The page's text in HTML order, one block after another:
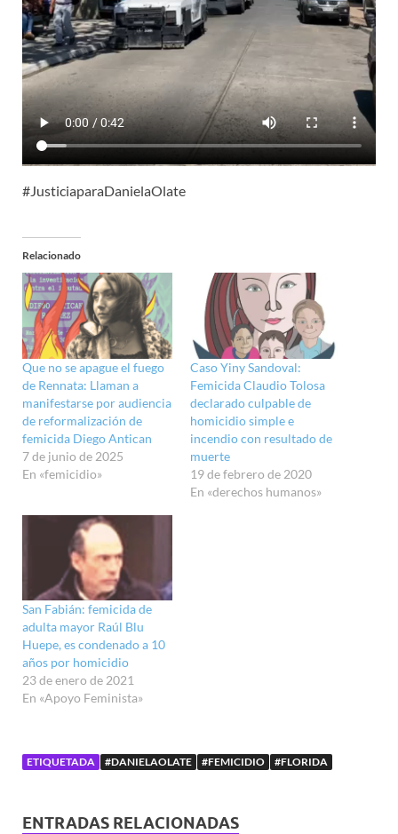
#JusticiaparaDanielaOlate
Relacionado
Que no se apague el fuego
de Rennata: Llaman a
manifestarse por audiencia
de reformalización de
femicida Diego Antican
7 de junio de 2025
En «femicidio»
Caso Yiny Sandoval:
Femicida Claudio Tolosa
declarado culpable de
homicidio simple e
incendio con resultado de
muerte
19 de febrero de 2020
En «derechos humanos»
San Fabián: femicida de
adulta mayor Raúl Blu
Huepe, es condenado a 10
años por homicidio
23 de enero de 2021
En «Apoyo Feminista»
ETIQUETADA #DANIELAOLATE #FEMICIDIO #FLORIDA
ENTRADAS RELACIONADAS